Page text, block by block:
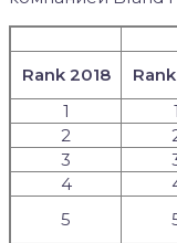
Rank 2018
1
1
2
3
4
5